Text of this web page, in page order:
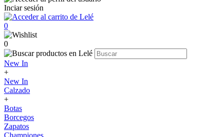
Inciar sesión
0
0
New In
+
New In
Calzado
+
Botas
Borcegos
Zapatos
Championes